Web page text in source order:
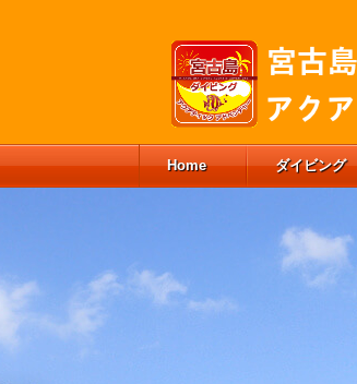
Home ダイビング